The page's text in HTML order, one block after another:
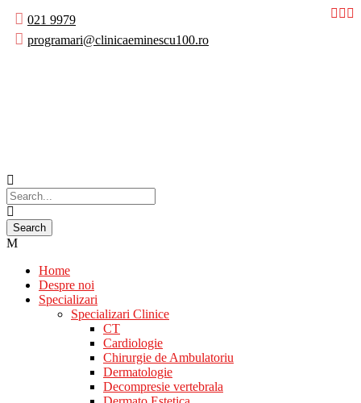
021 9979
programari@clinicaeminescu100.ro
Home
Despre noi
Specializari
Specializari Clinice
CT
Cardiologie
Chirurgie de Ambulatoriu
Dermatologie
Decompresie vertebrala